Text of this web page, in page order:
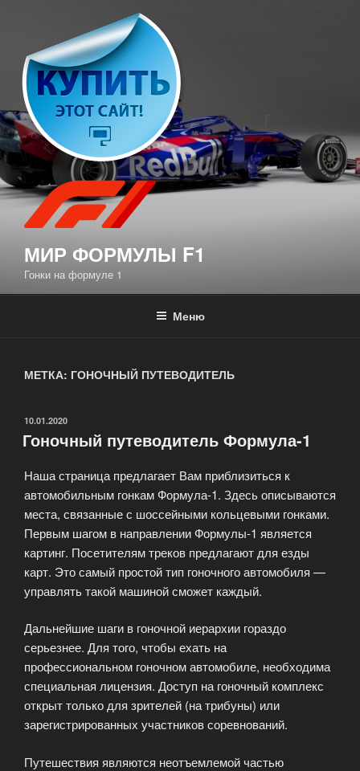
содержимому
МИР ФОРМУЛЫ F1
Гонки на формуле 1
Меню
МЕТКА: ГОНОЧНЫЙ ПУТЕВОДИТЕЛЬ
ОПУБЛИКОВАНО
10.01.2020
Гоночный путеводитель Формула-1
Наша страница предлагает Вам приблизиться к
автомобильным гонкам Формула-1. Здесь описываются
места, связанные с шоссейными кольцевыми гонками.
Первым шагом в направлении Формулы-1 является
картинг. Посетителям треков предлагают для езды
карт. Это самый простой тип гоночного автомобиля —
управлять такой машиной сможет каждый.
Дальнейшие шаги в гоночной иерархии гораздо
серьезнее. Для того, чтобы ехать на
профессиональном гоночном автомобиле, необходима
специальная лицензия. Доступ на гоночный комплекс
открыт только для зрителей (на трибуны) или
зарегистрированных участников соревнований.
Путешествия являются неотъемлемой частью